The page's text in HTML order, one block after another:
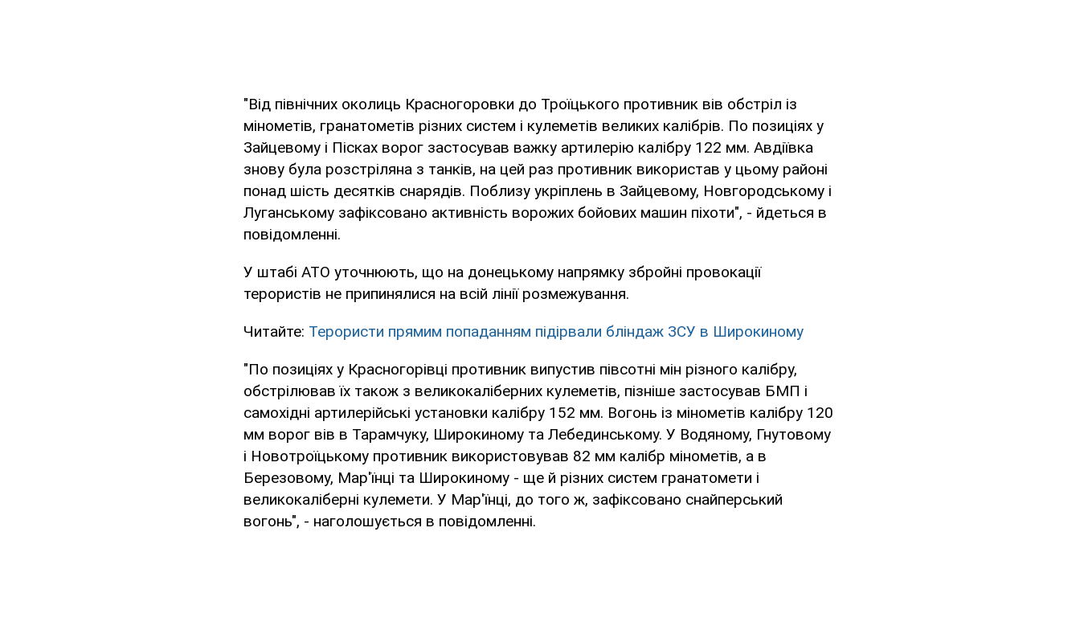
"Від північних околиць Красногоровки до Троїцького противник вів обстріл із
мінометів, гранатометів різних систем і кулеметів великих калібрів. По позиціях у
Зайцевому і Пісках ворог застосував важку артилерію калібру 122 мм. Авдіївка
знову була розстріляна з танків, на цей раз противник використав у цьому районі
понад шість десятків снарядів. Поблизу укріплень в Зайцевому, Новгородському і
Луганському зафіксовано активність ворожих бойових машин піхоти", - йдеться в
повідомленні.
У штабі АТО уточнюють, що на донецькому напрямку збройні провокації
терористів не припинялися на всій лінії розмежування.
Читайте: Терористи прямим попаданням підірвали бліндаж ЗСУ в Широкиному
"По позиціях у Красногорівці противник випустив півсотні мін різного калібру,
обстрілював їх також з великокаліберних кулеметів, пізніше застосував БМП і
самохідні артилерійські установки калібру 152 мм. Вогонь із мінометів калібру 120
мм ворог вів в Тарамчуку, Широкиному та Лебединському. У Водяному, Гнутовому
і Новотроїцькому противник використовував 82 мм калібр мінометів, а в
Березовому, Мар'їнці та Широкиному - ще й різних систем гранатомети і
великокаліберні кулемети. У Мар'їнці, до того ж, зафіксовано снайперський
вогонь", - наголошується в повідомленні.